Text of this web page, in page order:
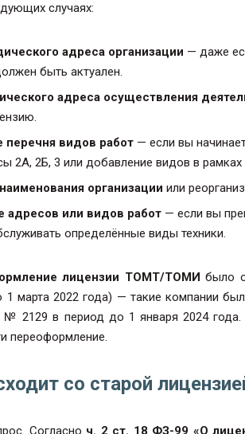
случаях:
адреса организации — даже
быть актуален.
адреса осуществления
перечня видов работ — если вы
2А, 2Б, 3 или добавление видов в
организации или
адресов или видов работ — если вы
определённые виды техники.
лицензии ТОМТ/ТОМИ было
1 марта 2022 года) — такие компании
№ 2129 в период до 1 января 2024
переоформление.
со старой
Согласно ч. 2 ст. 18 ФЗ-99 «О